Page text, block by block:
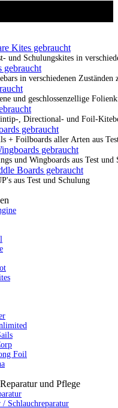
Kites gebraucht
und Schulungskites in
gebraucht
in verschiedenen Zuständen
und geschlossenzellige
, Directional- und Foil-
gebraucht
+ Foilboards aller Arten aus
gebraucht
und Wingboards aus Test und
Boards gebraucht
aus Test und Schulung
Foil
und Pflege
/ Schlauchreparatur